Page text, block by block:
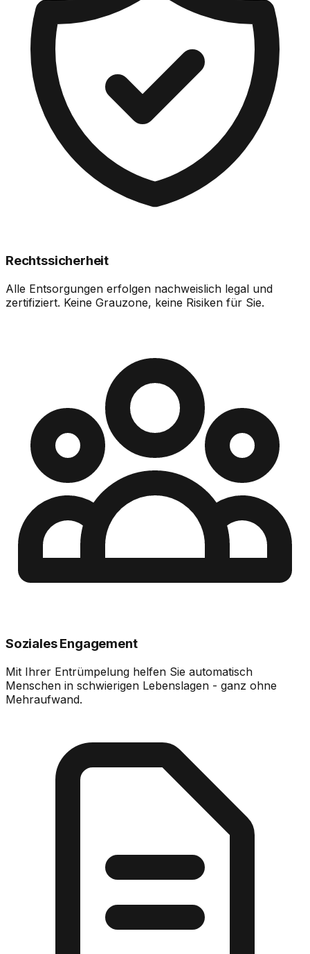
Rechtssicherheit
Alle Entsorgungen erfolgen nachweislich legal und
zertifiziert. Keine Grauzone, keine Risiken für Sie.
Soziales Engagement
Mit Ihrer Entrümpelung helfen Sie automatisch
Menschen in schwierigen Lebenslagen - ganz ohne
Mehraufwand.